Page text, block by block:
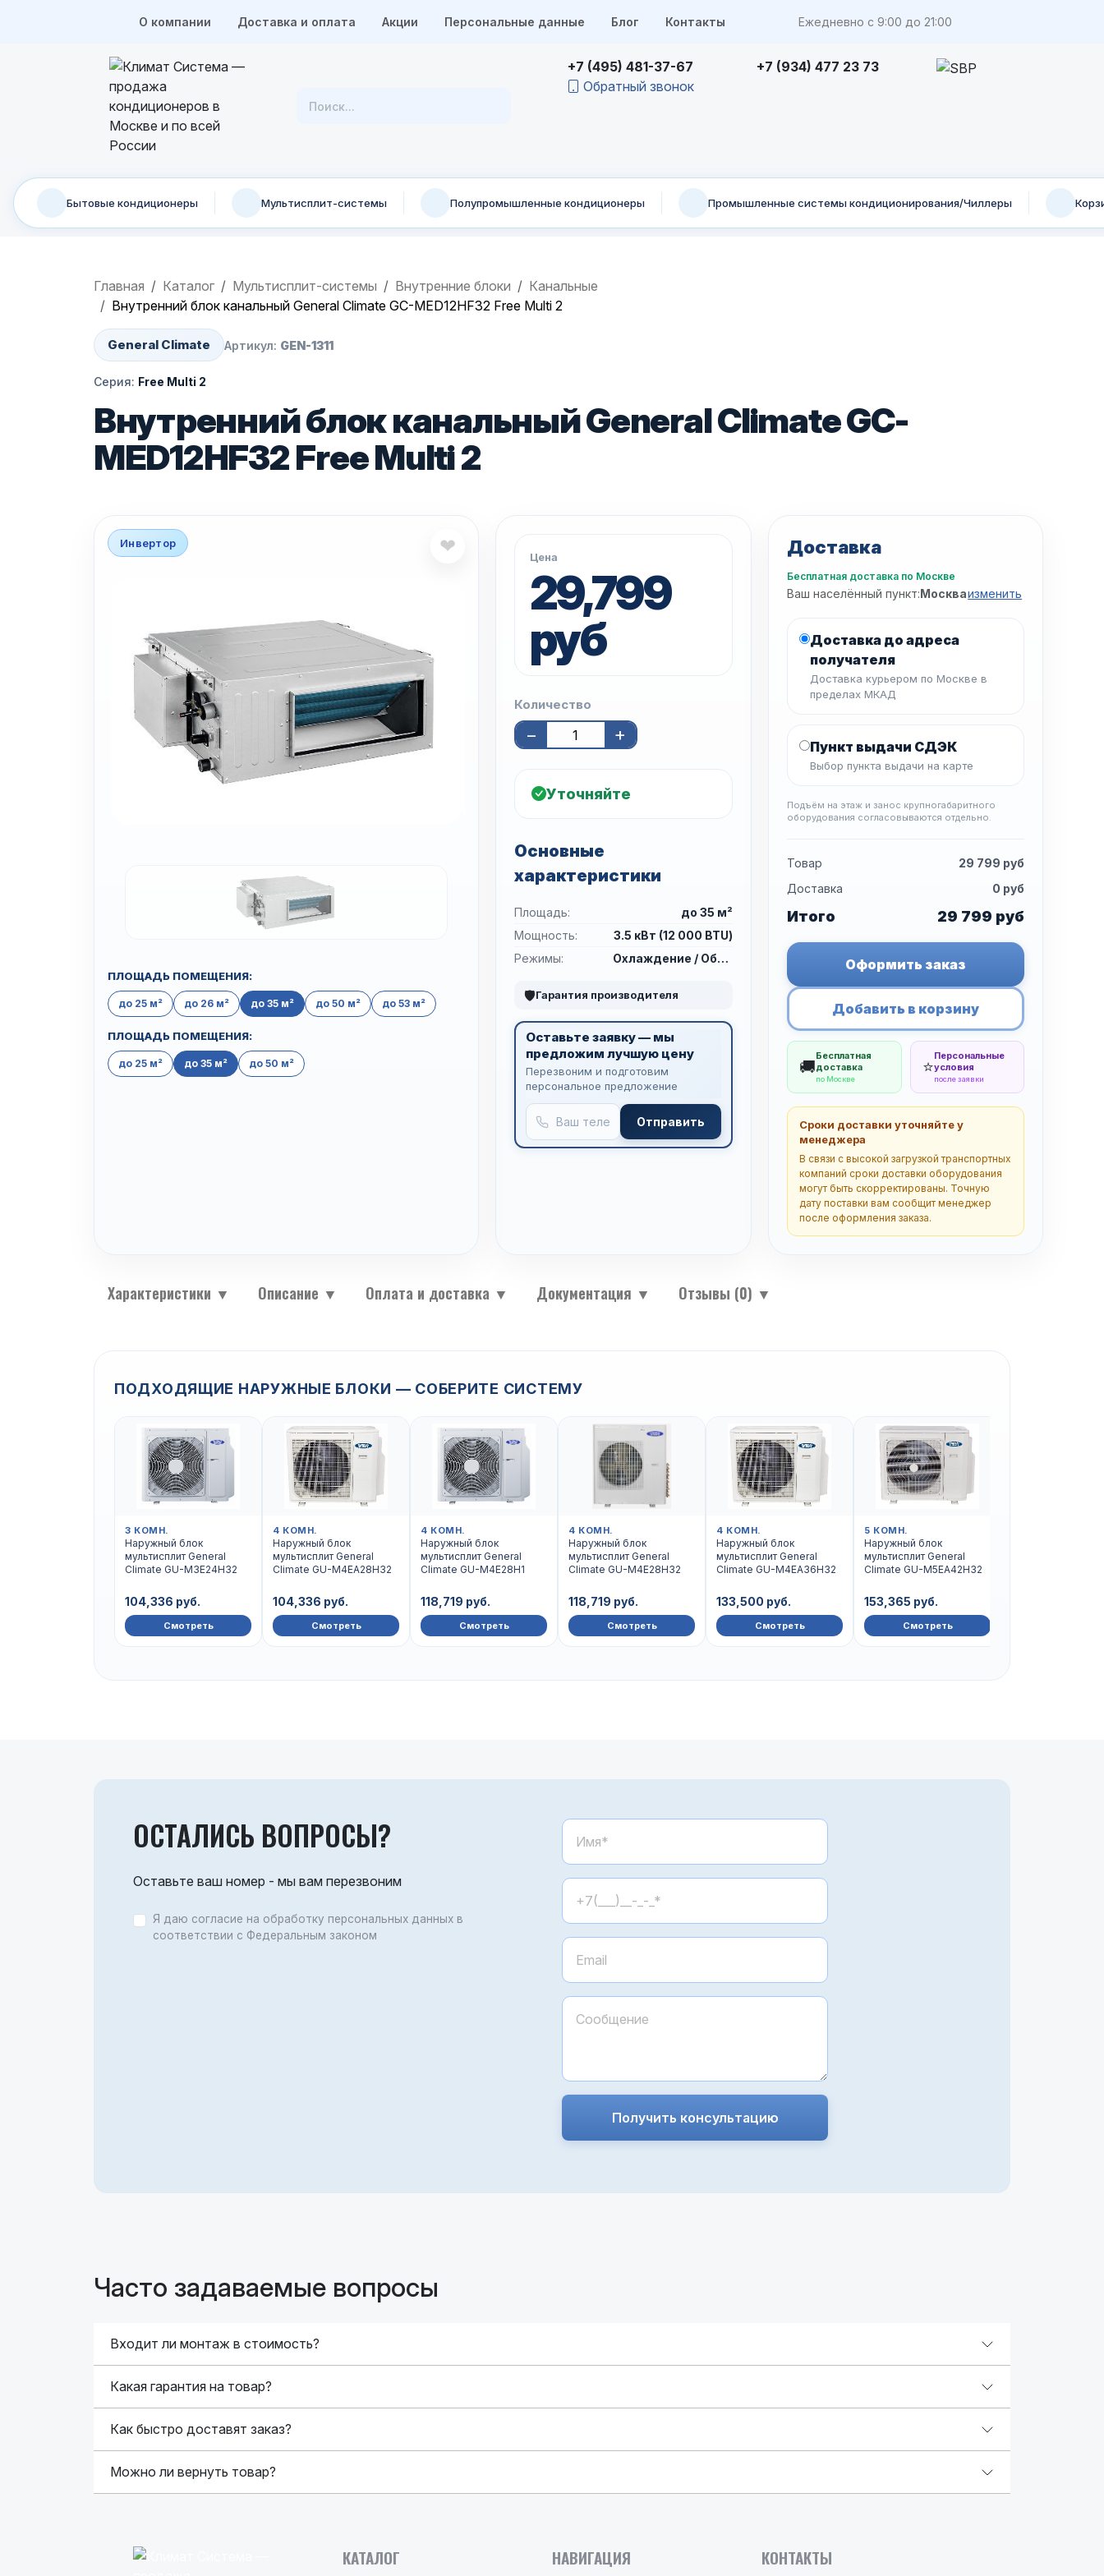
О компании Доставка и оплата Акции Персональные данные Блог Контакты Ежедневно с 9:00 до 21:00
+7 (495) 481-37-67
Обратный звонок
+7 (934) 477 23 73
Бытовые кондиционеры Мультисплит-системы Полупромышленные кондиционеры Промышленные системы кондиционирования/Чиллеры
Главная Каталог Мультисплит-системы Внутренние блоки
Канальные
Внутренний блок канальный General Climate GC-MED12HF32 Free Multi 2
General Climate Артикул: GEN-1311
Серия: Free Multi 2
Внутренний блок канальный General Climate GC-
MED12HF32 Free Multi 2
Инвертор ❤
ПЛОЩАДЬ ПОМЕЩЕНИЯ:
до 25 м² до 26 м² до 35 м² до 50 м² до 53 м²
ПЛОЩАДЬ ПОМЕЩЕНИЯ:
до 25 м² до 35 м² до 50 м²
Цена
29,799
руб
Количество
− +
Уточняйте
Основные
характеристики
Площадь:
до 35 м²
Мощность:
3.5 кВт (12 000 BTU)
Режимы:
Охлаждение / Обогрев
🛡Гарантия производителя
Оставьте заявку — мы
предложим лучшую цену
Перезвоним и подготовим
персональное предложение
Отправить
Доставка
Бесплатная доставка по Москве
Ваш населённый пункт:Москваизменить
Доставка до адреса
получателя
Доставка курьером по Москве в
пределах МКАД
Пункт выдачи СДЭК
Выбор пункта выдачи на карте
Подъём на этаж и занос крупногабаритного
оборудования согласовываются отдельно.
Товар 29 799 руб
Доставка
0 руб
Итого 29 799 руб
Оформить заказ
Добавить в корзину
🚚
Бесплатная
доставка
по Москве
⭐
Персональные
условия
после заявки
Сроки доставки уточняйте у
менеджера
В связи с высокой загрузкой транспортных
компаний сроки доставки оборудования
могут быть скорректированы. Точную
дату поставки вам сообщит менеджер
после оформления заказа.
Характеристики ▼ Описание ▼ Оплата и доставка ▼ Документация ▼ Отзывы (0) ▼
ПОДХОДЯЩИЕ НАРУЖНЫЕ БЛОКИ — СОБЕРИТЕ СИСТЕМУ
3 КОМН.
Наружный блок
мультисплит General
Climate GU-M3E24H32
104,336 руб.
Смотреть
4 КОМН.
Наружный блок
мультисплит General
Climate GU-M4EA28H32
104,336 руб.
Смотреть
4 КОМН.
Наружный блок
мультисплит General
Climate GU-M4E28H1
118,719 руб.
Смотреть
4 КОМН.
Наружный блок
мультисплит General
Climate GU-M4E28H32
118,719 руб.
Смотреть
4 КОМН.
Наружный блок
мультисплит General
Climate GU-M4EA36H32
133,500 руб.
Смотреть
5 КОМН.
Наружный блок
мультисплит General
Climate GU-M5EA42H32
153,365 руб.
Смотреть
ОСТАЛИСЬ ВОПРОСЫ?
Оставьте ваш номер - мы вам перезвоним
Я даю согласие на обработку персональных данных в
соответствии с Федеральным законом
Получить консультацию
Часто задаваемые вопросы
Входит ли монтаж в стоимость?
Какая гарантия на товар?
Как быстро доставят заказ?
Можно ли вернуть товар?
КАТАЛОГ НАВИГАЦИЯ КОНТАКТЫ